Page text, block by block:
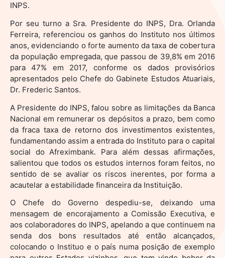
INPS.
Por seu turno a Sra. Presidente do INPS, Dra. Orlanda
Ferreira, referenciou os ganhos do Instituto nos últimos
anos, evidenciando o forte aumento da taxa de cobertura
da população empregada, que passou de 39,8% em 2016
para 47% em 2017, conforme os dados provisórios
apresentados pelo Chefe do Gabinete Estudos Atuariais,
Dr. Frederic Santos.
A Presidente do INPS, falou sobre as limitações da Banca
Nacional em remunerar os depósitos a prazo, bem como
da fraca taxa de retorno dos investimentos existentes,
fundamentando assim a entrada do Instituto para o capital
social do Afreximbank. Para além dessas afirmações,
salientou que todos os estudos internos foram feitos, no
sentido de se avaliar os riscos inerentes, por forma a
acautelar a estabilidade financeira da Instituição.
O Chefe do Governo despediu-se, deixando uma
mensagem de encorajamento a Comissão Executiva, e
aos colaboradores do INPS, apelando a que continuem na
senda dos bons resultados até então alcançados,
colocando o Instituo e o país numa posição de exemplo